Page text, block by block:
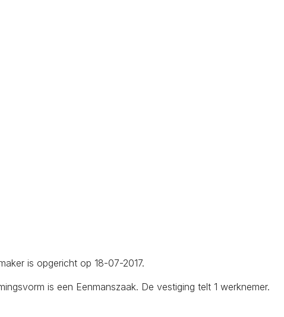
is opgericht op 18-07-2017.
is een Eenmanszaak. De vestiging telt 1 werknemer.